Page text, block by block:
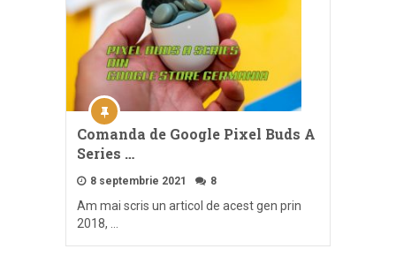
Comanda de Google Pixel Buds A
Series …
8 septembrie 2021 8
Am mai scris un articol de acest gen prin
2018, …